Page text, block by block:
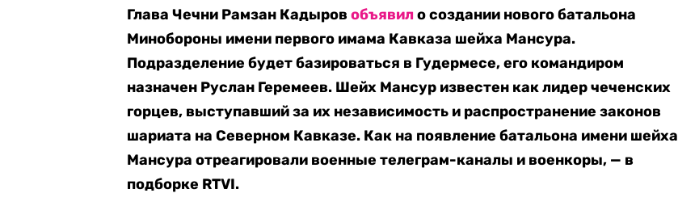
Глава Чечни Рамзан Кадыровобъявило создании нового батальона
Минобороны имени первого имама Кавказа шейха Мансура.
Подразделение будет базироваться в Гудермесе, его командиром
назначен Руслан Геремеев. Шейх Мансур известен как лидер чеченских
горцев, выступавший за их независимость и распространение законов
шариата на Северном Кавказе. Как на появление батальона имени шейха
Мансура отреагировали военные телеграм-каналы и военкоры, — в
подборке RTVI.